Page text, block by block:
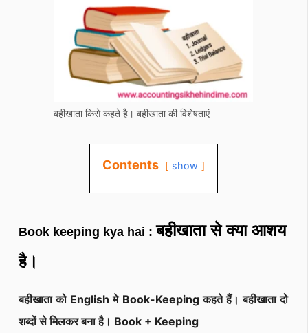
बहीखाता किसे कहते है। बहीखाता की विशेषताएं
Contents show
Book keeping kya hai : बहीखाता से क्या आशय
है।
बहीखाता को English मे Book-Keeping कहते हैं। बहीखाता दो
शब्दों से मिलकर बना है। Book + Keeping